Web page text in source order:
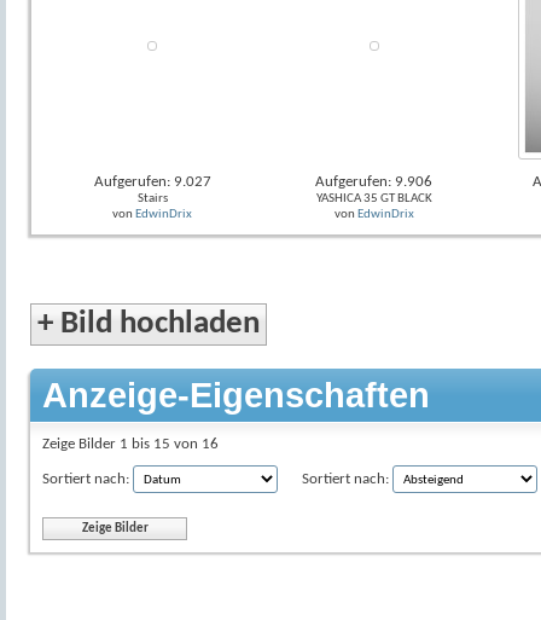
Aufgerufen: 9.027
Stairs
von EdwinDrix
Aufgerufen: 9.906
YASHICA 35 GT BLACK
von EdwinDrix
+ Bild hochladen
Anzeige-Eigenschaften
Zeige Bilder 1 bis 15 von 16
Sortiert nach: Sortiert nach: